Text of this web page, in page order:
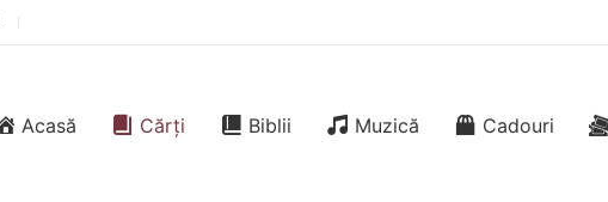
Acasă Cărți Biblii Muzică Cadouri